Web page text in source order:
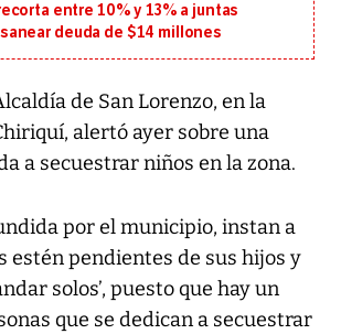
entre 10% y 13% a juntas
deuda de $14 millones
de San Lorenzo, en la
alertó ayer sobre una
a secuestrar niños en la zona.
por el municipio, instan a
estén pendientes de sus hijos y
solos’, puesto que hay un
que se dedican a secuestrar